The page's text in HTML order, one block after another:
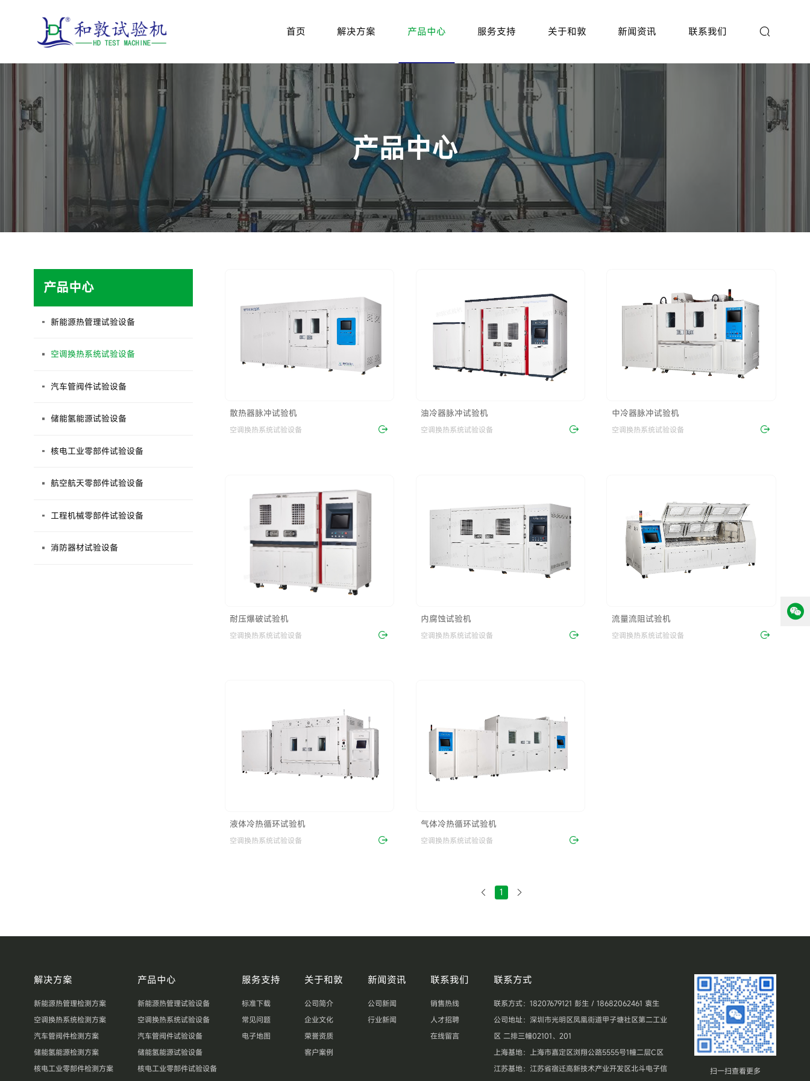
首页 解决方案 产品中心 服务支持 关于和敦 新闻资讯 联系我们
产品中心
产品中心
新能源热管理试验设备
空调换热系统试验设备
汽车管阀件试验设备
储能氢能源试验设备
核电工业零部件试验设备
航空航天零部件试验设备
工程机械零部件试验设备
消防器材试验设备
散热器脉冲试验机
空调换热系统试验设备
油冷器脉冲试验机
空调换热系统试验设备
中冷器脉冲试验机
空调换热系统试验设备
耐压爆破试验机
空调换热系统试验设备
内腐蚀试验机
空调换热系统试验设备
流量流阻试验机
空调换热系统试验设备
液体冷热循环试验机
空调换热系统试验设备
气体冷热循环试验机
空调换热系统试验设备
1
解决方案
新能源热管理检测方案
空调换热系统检测方案
汽车管阀件检测方案
储能氢能源检测方案
核电工业零部件检测方案
产品中心
新能源热管理试验设备
空调换热系统试验设备
汽车管阀件试验设备
储能氢能源试验设备
核电工业零部件试验设备
服务支持
标准下载
常见问题
电子地图
关于和敦
公司简介
企业文化
荣誉资质
客户案例
新闻资讯
公司新闻
行业新闻
联系我们
销售热线
人才招聘
在线留言
联系方式
联系方式：18207679121 彭生 / 18682062461 袁生
公司地址：深圳市光明区凤凰街道甲子塘社区第二工业
区 二排三幢02101、201
上海基地：上海市嘉定区浏翔公路5555号1幢二层C区
江苏基地：江苏省宿迁高新技术产业开发区北斗电子信
扫一扫查看更多